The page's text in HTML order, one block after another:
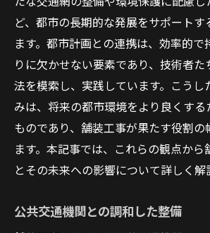
ど、都市の長期的な発展をサポートす
ます。都市計画との連携は、効率的で
りに欠かせない要素であり、技術者
法を模索し、実践しています。こうし
みは、将来の都市環境をより良くする
ものであり、舗装工事が果たす役割の
ます。本記事では、これらの観点か
とその未来への影響について詳しく解
公共交通機関との調和した整備